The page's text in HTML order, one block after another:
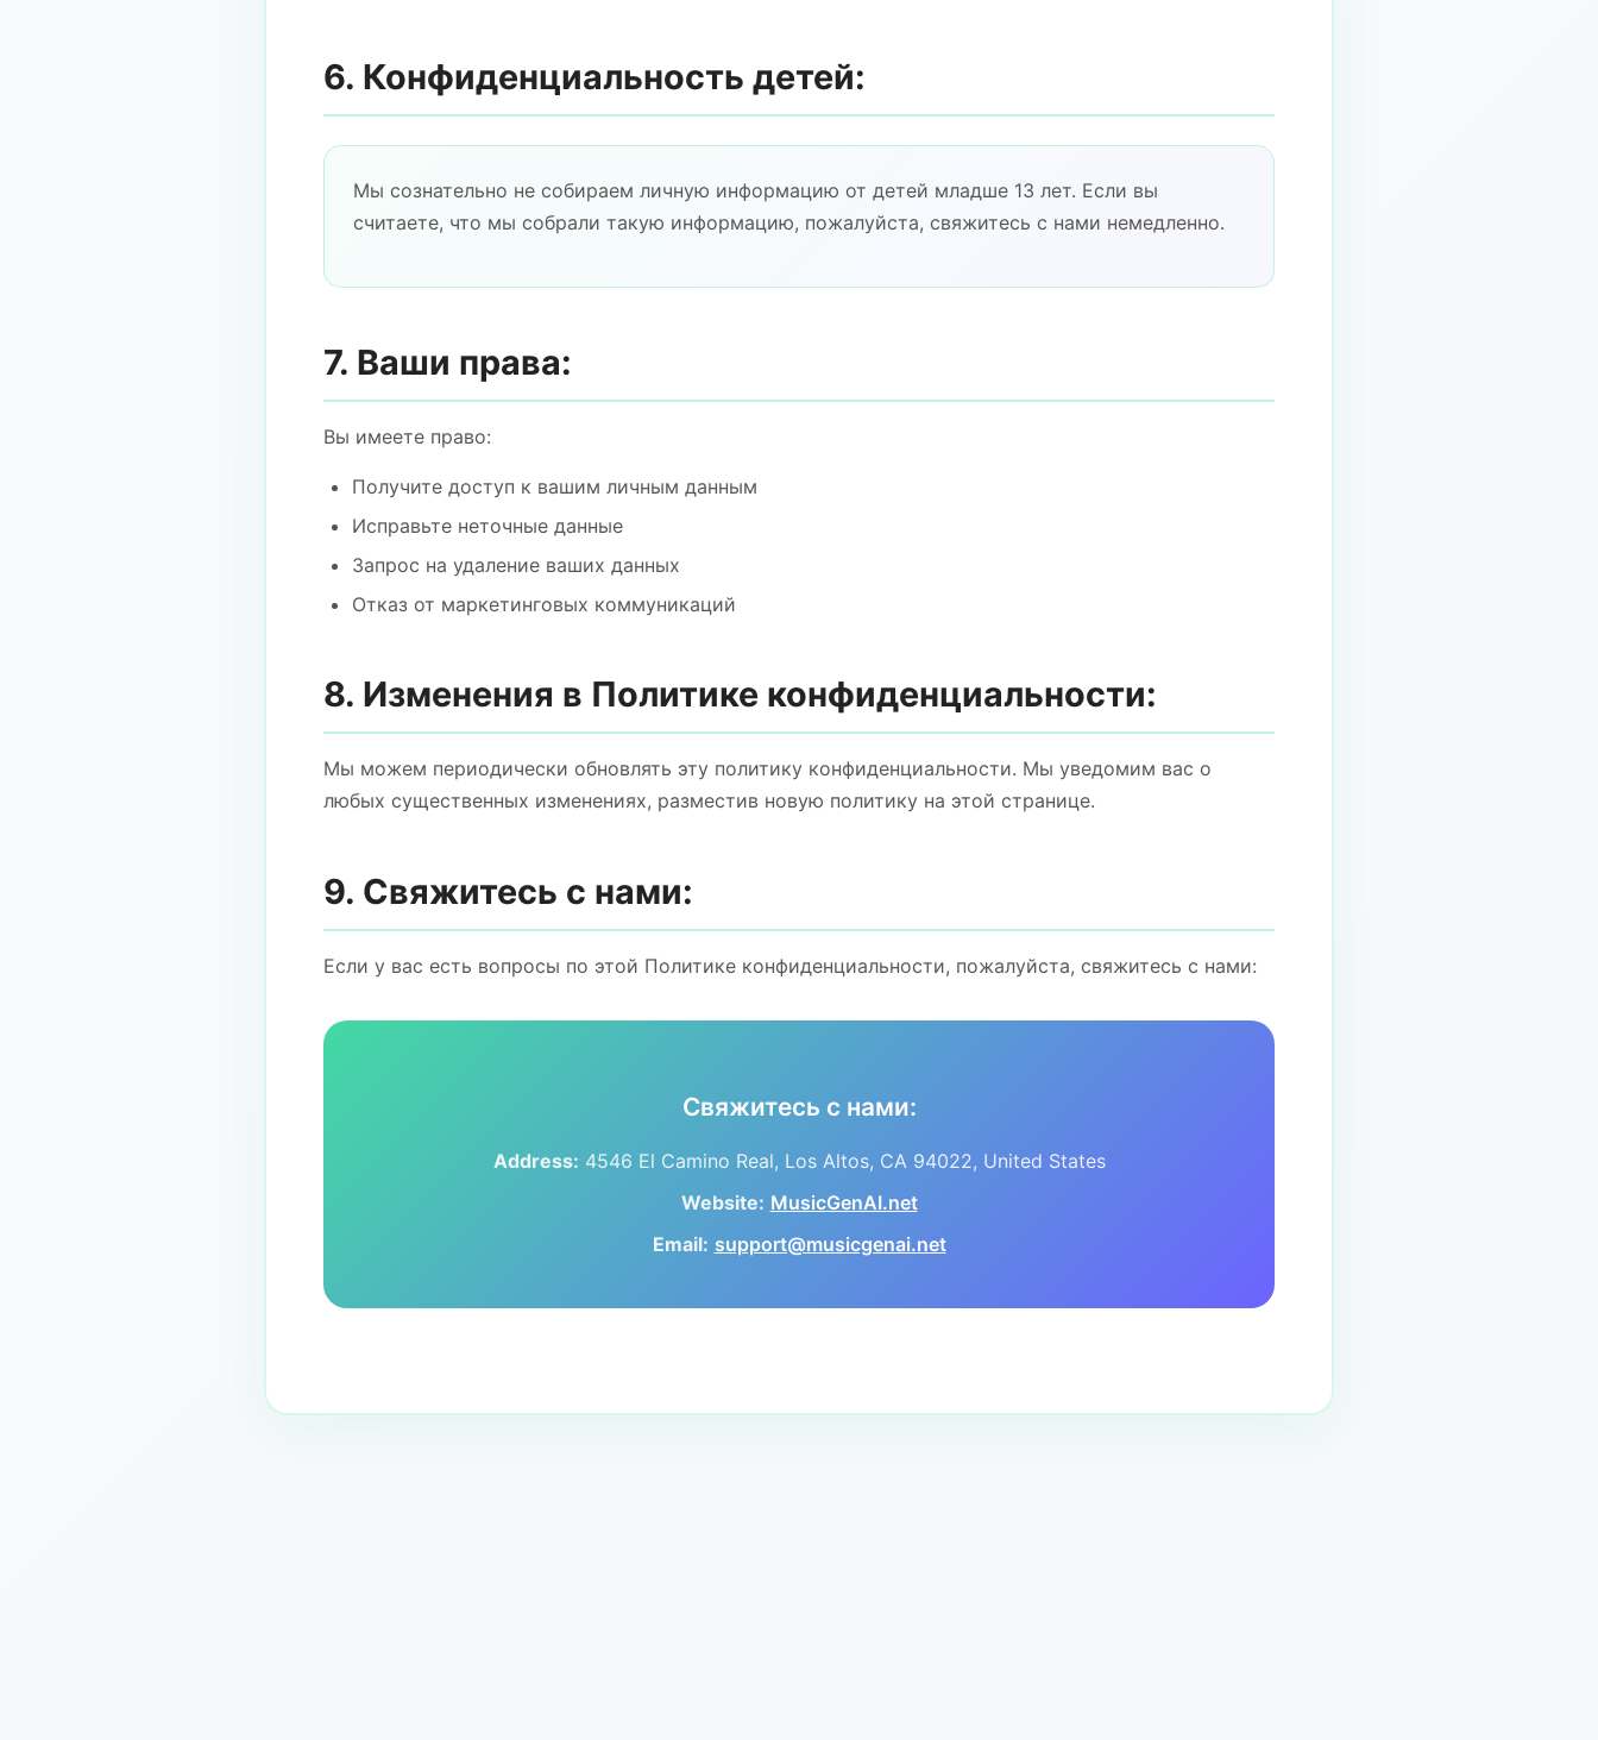
6. Конфиденциальность детей:
Мы сознательно не собираем личную информацию от детей младше 13 лет. Если вы
считаете, что мы собрали такую информацию, пожалуйста, свяжитесь с нами немедленно.
7. Ваши права:
Вы имеете право:
Получите доступ к вашим личным данным
Исправьте неточные данные
Запрос на удаление ваших данных
Отказ от маркетинговых коммуникаций
8. Изменения в Политике конфиденциальности:
Мы можем периодически обновлять эту политику конфиденциальности. Мы уведомим вас о
любых существенных изменениях, разместив новую политику на этой странице.
9. Свяжитесь с нами:
Если у вас есть вопросы по этой Политике конфиденциальности, пожалуйста, свяжитесь с нами:
Свяжитесь с нами:
Address: 4546 El Camino Real, Los Altos, CA 94022, United States
Website: MusicGenAI.net
Email: support@musicgenai.net